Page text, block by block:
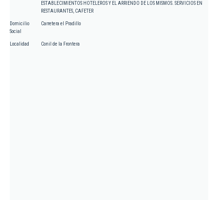
ESTABLECIMIENTOS HOTELEROS Y EL ARRIENDO DE LOS MISMOS. SERVICIOS EN
RESTAURANTES, CAFETER
Domicilio
Social
Carretera el Pradillo
Localidad Conil de la Frontera